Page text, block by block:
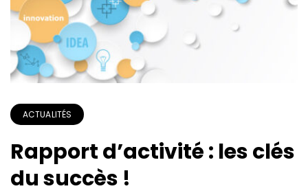
ACTUALITÉS
Rapport d’activité : les clés
du succès !